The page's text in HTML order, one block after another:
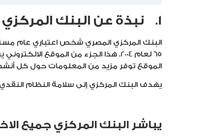
1. نبذة عن البنك المركزي
65 لعام 2004. هذا الجزء من الموقع
الموقع توفر مزيد من المعلومات حول كل
يهدف البنك المركزي إلى سلامة النظام النقدي
يباشر البنك المركزي جميع